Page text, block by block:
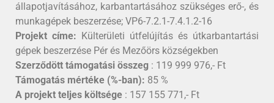
állapotjavításához, karbantartásához szükséges erő-, és
munkagépek beszerzése; VP6-7.2.1-7.4.1.2-16
Projekt címe: Külterületi útfelújítás és útkarbantartási
gépek beszerzése Pér és Mezőörs községekben
Szerződött támogatási összeg : 119 999 976,- Ft
Támogatás mértéke (%-ban): 85 %
A projekt teljes költsége : 157 155 771,- Ft